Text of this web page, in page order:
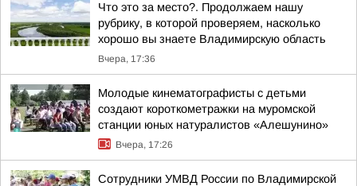
Что это за место?. Продолжаем нашу
рубрику, в которой проверяем, насколько
хорошо вы знаете Владимирскую область
Вчера, 17:36
Молодые кинематографисты с детьми
создают короткометражки на муромской
станции юных натуралистов «Алешунино»
Вчера, 17:26
Сотрудники УМВД России по Владимирской